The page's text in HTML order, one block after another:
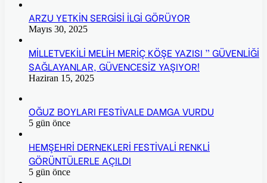
ARZU YETKİN SERGİSİ İLGİ GÖRÜYOR
Mayıs 30, 2025
MİLLETVEKİLİ MELİH MERİÇ KÖŞE YAZISI ” GÜVENLİĞİ
SAĞLAYANLAR, GÜVENCESİZ YAŞIYOR!
Haziran 15, 2025
OĞUZ BOYLARI FESTİVALE DAMGA VURDU
5 gün önce
HEMŞEHRİ DERNEKLERİ FESTİVALİ RENKLİ
GÖRÜNTÜLERLE AÇILDI
5 gün önce